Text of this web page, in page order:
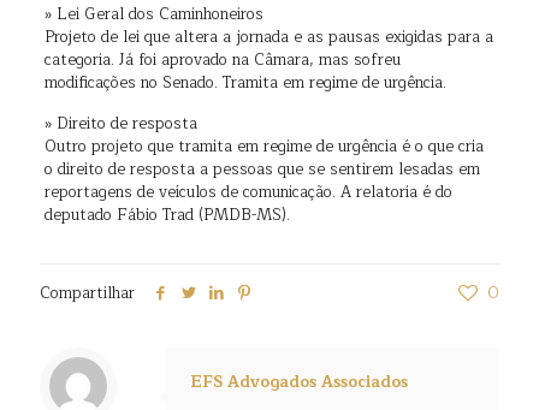
» Lei Geral dos Caminhoneiros
Projeto de lei que altera a jornada e as pausas exigidas para a
categoria. Já foi aprovado na Câmara, mas sofreu
modificações no Senado. Tramita em regime de urgência.
» Direito de resposta
Outro projeto que tramita em regime de urgência é o que cria
o direito de resposta a pessoas que se sentirem lesadas em
reportagens de veículos de comunicação. A relatoria é do
deputado Fábio Trad (PMDB-MS).
Compartilhar 0
EFS Advogados Associados